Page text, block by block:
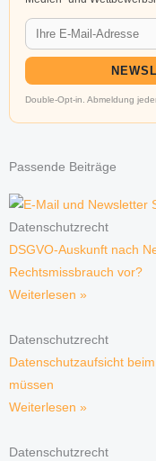
Double-Opt-in. Abmeldung
Passende Beiträge
Datenschutzrecht
DSGVO-Auskunft nach
Rechtsmissbrauch vor?
Weiterlesen »
Datenschutzrecht
Datenschutzaufsicht
müssen
Weiterlesen »
Datenschutzrecht